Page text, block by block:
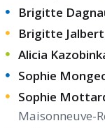
Brigitte
Brigitte Jalbert
Alicia
Sophie
Sophie
Maisonneuve-